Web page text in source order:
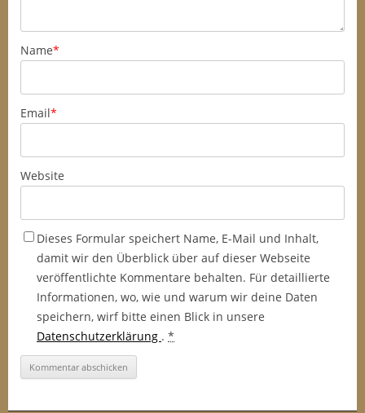
Name*
Email*
Website
Dieses Formular speichert Name, E-Mail und Inhalt,
damit wir den Überblick über auf dieser Webseite
veröffentlichte Kommentare behalten. Für detaillierte
Informationen, wo, wie und warum wir deine Daten
speichern, wirf bitte einen Blick in unsere
Datenschutzerklärung . *